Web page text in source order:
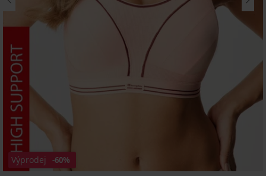
Výprodej -60%